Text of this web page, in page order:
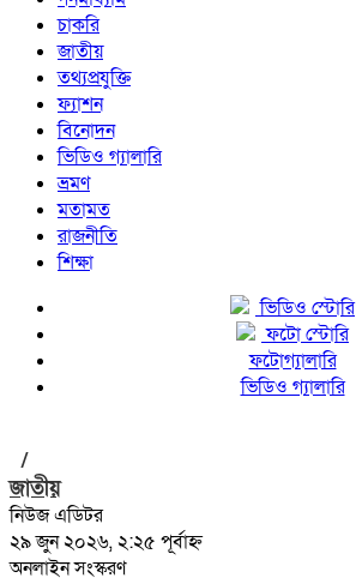
চাকরি
জাতীয়
তথ্যপ্রযুক্তি
ফ্যাশন
বিনোদন
ভিডিও গ্যালারি
ভ্রমণ
মতামত
রাজনীতি
শিক্ষা
ভিডিও স্টোরি
ফটো স্টোরি
ফটোগ্যালারি
ভিডিও গ্যালারি
/
জাতীয়
নিউজ এডিটর
২৯ জুন ২০২৬, ২:২৫ পূর্বাহ্ন
অনলাইন সংস্করণ